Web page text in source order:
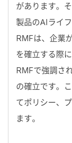
があります。
製品のAIライ
RMFは、企業
を確立する際
RMFで強調さ
の確立です。
てポリシー、
ます。